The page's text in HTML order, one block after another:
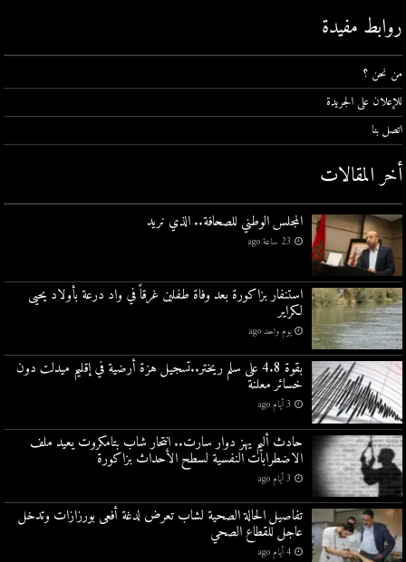
روابط مفيدة
من نحن ؟
للإعلان على الجريدة
اتصل بنا
أخر المقالات
المجلس الوطني للصحافة.. الذي نريد
23 ساعة ago
استنفار بزاكورة بعد وفاة طفلين غرقاً في واد درعة بأولاد يحيى
لكراير
يوم واحد ago
بقوة 4.8 على سلم ريختر..تسجيل هزة أرضية في إقليم ميدلت دون
خسائر معلنة
3 أيام ago
حادث أليم يهز دوار سارت.. انتحار شاب بتامكروت يعيد ملف
الاضطرابات النفسية لسطح الأحداث بزاكورة
3 أيام ago
تفاصيل الحالة الصحية لشاب تعرض لدغة أفعى بورزازات وتدخل
عاجل للقطاع الصحي
4 أيام ago